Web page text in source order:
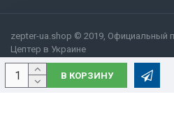
В КОРЗИНУ
zepter-ua.shop © 2019, Официальный
Цептер в Украине